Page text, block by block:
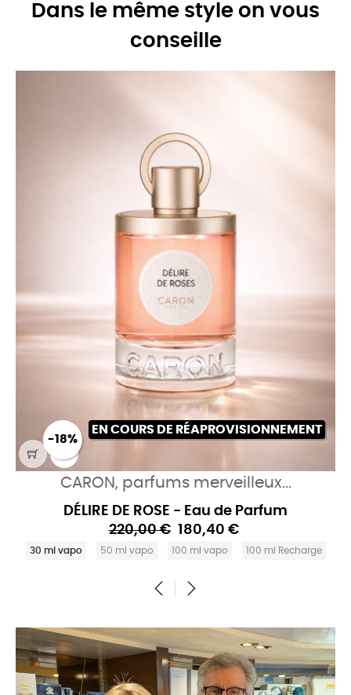
Dans le même style on vous
conseille
-18%
EN COURS DE RÉAPROVISIONNEMENT
CARON, parfums merveilleux...
DÉLIRE DE ROSE - Eau de Parfum
220,00 € 180,40 €
30 ml vapo 50 ml vapo 100 ml vapo 100 ml Recharge